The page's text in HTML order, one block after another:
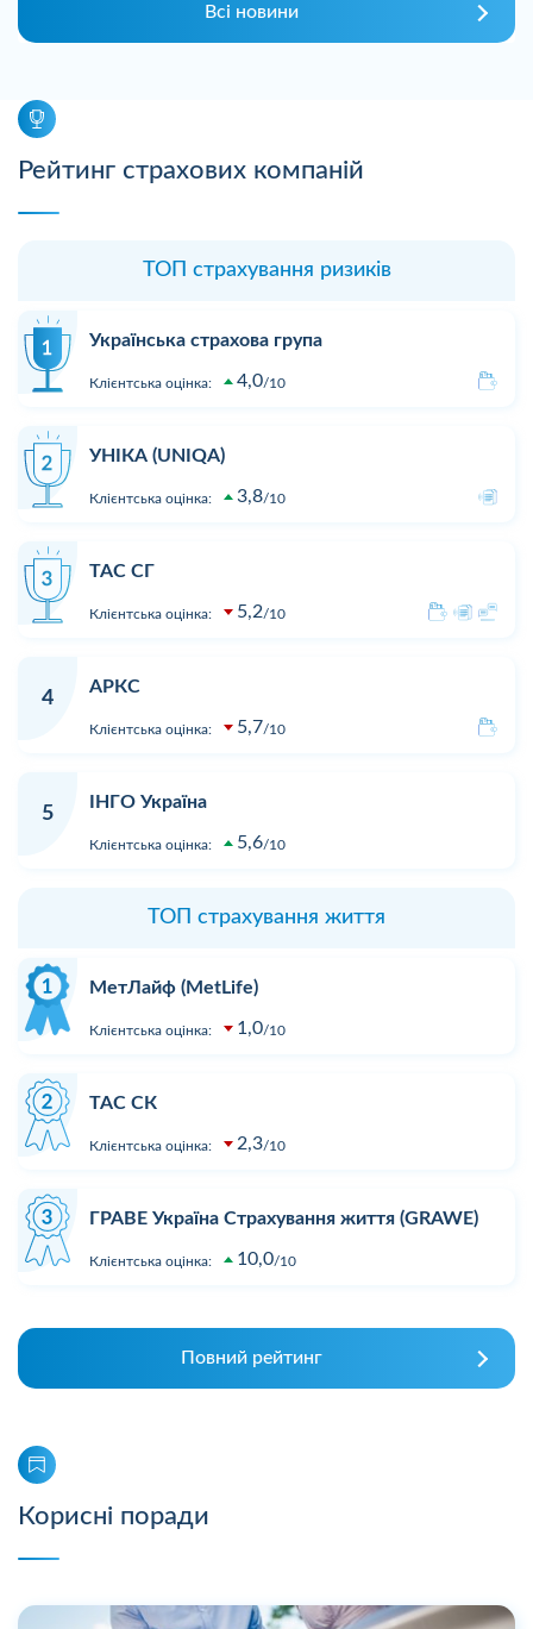
Всі новини
Рейтинг страхових компаній
ТОП страхування ризиків
Українська страхова група
Клієнтська оцінка: 4,0 10
УНІКА (UNIQA)
Клієнтська оцінка: 3,8 10
ТАС СГ
Клієнтська оцінка: 5,2 10
4
АРКС
Клієнтська оцінка: 5,7 10
5
ІНГО Україна
Клієнтська оцінка: 5,6 10
ТОП страхування життя
МетЛайф (MetLife)
Клієнтська оцінка: 1,0 10
ТАС СК
Клієнтська оцінка: 2,3 10
ГРАВЕ Україна Страхування життя (GRAWE)
Клієнтська оцінка: 10,0 10
Повний рейтинг
Корисні поради